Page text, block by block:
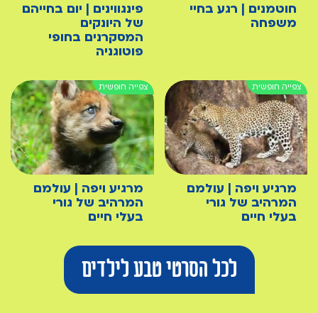
חוטמנים | רגע בחיי
משפחה
פינגווינים | יום בחייהם
של היונקים
המסקרנים בחופי
פוטוגניה
מרגיע ויפה | עולמם
המרהיב של גורי
בעלי חיים
מרגיע ויפה | עולמם
המרהיב של גורי
בעלי חיים
לכל הסרטי טבע לילדים